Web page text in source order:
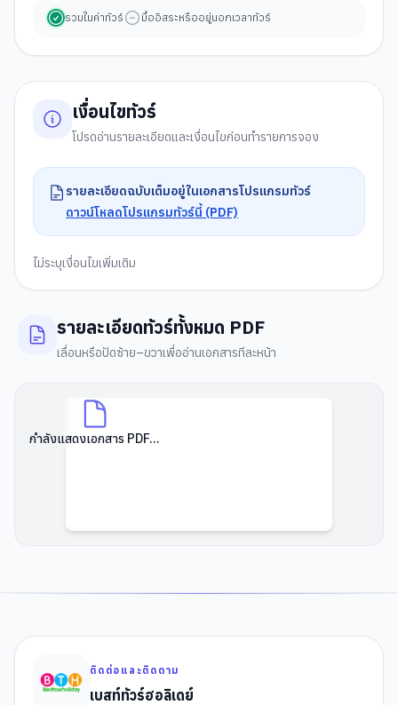
รวมในค่าทัวร์ มื้ออิสระหรืออยู่นอกเวลาทัวร์
เงื่อนไขทัวร์
โปรดอ่านรายละเอียดและเงื่อนไขก่อนทำรายการจอง
รายละเอียดฉบับเต็มอยู่ในเอกสารโปรแกรมทัวร์
ดาวน์โหลดโปรแกรมทัวร์นี้ (PDF)
ไม่ระบุเงื่อนไขเพิ่มเติม
รายละเอียดทัวร์ทั้งหมด PDF
เลื่อนหรือปัดซ้าย–ขวาเพื่ออ่านเอกสารทีละหน้า
กำลังแสดงเอกสาร PDF...
ติดต่อและติดตาม
เบสท์ทัวร์ฮอลิเดย์